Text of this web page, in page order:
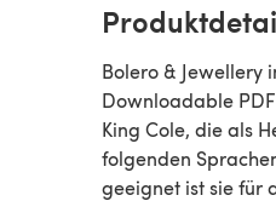
Bolero & Jewellery
Downloadable PDF ist eine Anleitung
King Cole, die als
folgenden
geeignet ist sie für